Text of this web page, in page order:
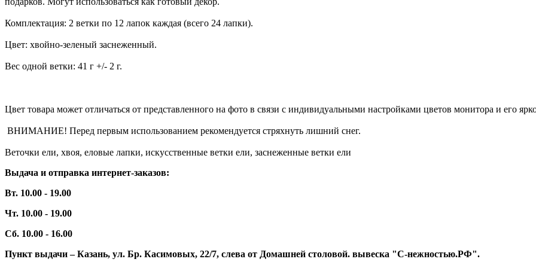
Комплектация: 2 ветки по 12 лапок каждая (всего 24 лапки).
Цвет: хвойно-зеленый заснеженный.
Вес одной ветки: 41 г +/- 2 г.
Цвет товара может отличаться от представленного на фото в связи с индивидуальными настройками цветов монитора и его
ВНИМАНИЕ! Перед первым использованием рекомендуется стряхнуть лишний снег.
Веточки ели, хвоя, еловые лапки, искусственные ветки ели, заснеженные ветки ели
Выдача и отправка интернет-заказов:
Вт. 10.00 - 19.00
Чт. 10.00 - 19.00
Сб. 10.00 - 16.00
Пункт выдачи – Казань, ул. Бр. Касимовых, 22/7, слева от Домашней столовой. вывеска "С-нежностью.РФ".